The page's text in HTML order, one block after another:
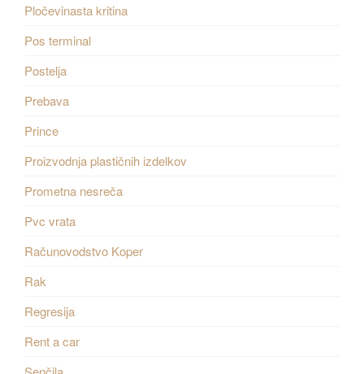
Pločevinasta kritina
Pos terminal
Postelja
Prebava
Prince
Proizvodnja plastičnih izdelkov
Prometna nesreča
Pvc vrata
Računovodstvo Koper
Rak
Regresija
Rent a car